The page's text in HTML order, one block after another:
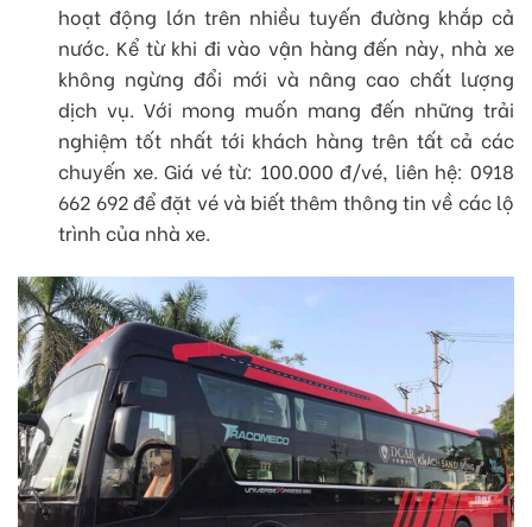
hoạt động lớn trên nhiều tuyến đường khắp cả
nước. Kể từ khi đi vào vận hàng đến này, nhà xe
không ngừng đổi mới và nâng cao chất lượng
dịch vụ. Với mong muốn mang đến những trải
nghiệm tốt nhất tới khách hàng trên tất cả các
chuyến xe. Giá vé từ: 100.000 đ/vé, liên hệ: 0918
662 692 để đặt vé và biết thêm thông tin về các lộ
trình của nhà xe.